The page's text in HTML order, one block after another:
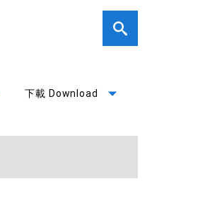
下載 Download arrow_drop_down